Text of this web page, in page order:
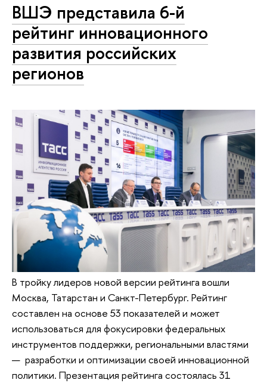
ВШЭ представила 6-й
рейтинг инновационного
развития российских
регионов
В тройку лидеров новой версии рейтинга вошли
Москва, Татарстан и Санкт-Петербург. Рейтинг
составлен на основе 53 показателей и может
использоваться для фокусировки федеральных
инструментов поддержки, региональными властями
— разработки и оптимизации своей инновационной
политики. Презентация рейтинга состоялась 31